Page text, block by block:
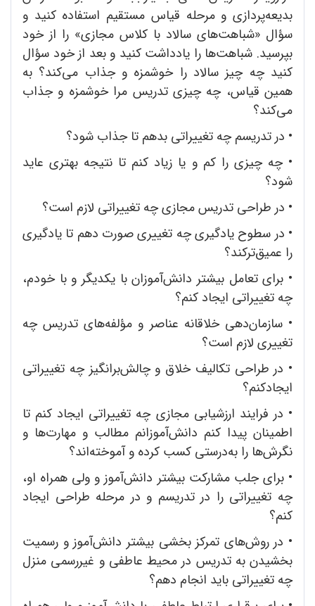
بدیعه‌پردازی و مرحله قیاس مستقیم استفاده کنید و
سؤال «شباهت‌های سالاد با کلاس مجازی» را از خود
بپرسید. شباهت‌ها را یادداشت کنید و بعد از خود سؤال
کنید چه چیز سالاد را خوشمزه و جذاب می‌کند؟ به
همین قیاس، چه چیزی تدریس مرا خوشمزه و جذاب
می‌کند؟
• در تدریسم چه تغییراتی بدهم تا جذاب شود؟
• چه چیزی را کم و یا زیاد کنم تا نتیجه بهتری عاید
شود؟
• در طراحی تدریس مجازی چه تغییراتی لازم است؟
• در سطوح یادگیری چه تغییری صورت دهم تا یادگیری
را عمیق‌‌ترکند؟
• برای تعامل بیشتر دانش‌آموزان با یکدیگر و با خودم،
چه تغییراتی ایجاد کنم؟
• سازمان‌دهی خلاقانه عناصر و مؤلفه‌های تدریس چه
تغییری لازم است؟
• در طراحی تکالیف خلاق و چالش‌برانگیز چه تغییراتی
ایجادکنم؟
• در فرایند ارزشیابی مجازی چه تغییراتی ایجاد کنم تا
اطمینان پیدا کنم دانش‌آموزانم مطالب و مهارت‌ها و
نگرش‌ها را به‌درستی کسب کرده و آموخته‌اند؟
• برای جلب مشارکت بیشتر دانش‌آموز و ولی همراه او،
چه تغییراتی را در تدریسم و در مرحله طراحی ایجاد
کنم؟
• در روش‌های تمرکز بخشی بیشتر دانش‌آموز و رسمیت
بخشیدن به تدریس در محیط عاطفی و غیررسمی منزل
چه تغییراتی باید انجام دهم؟